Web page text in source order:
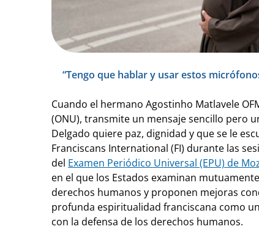
“Tengo que hablar y usar estos
Cuando el hermano Agostinho Matlavele
(ONU), transmite un mensaje sencillo pero
Delgado quiere paz, dignidad y que se le
Franciscans International (FI) durante las
del Examen Periódico Universal (EPU) de
en el que los Estados examinan
derechos humanos y proponen mejoras
profunda espiritualidad franciscana como
con la defensa de los derechos humanos.